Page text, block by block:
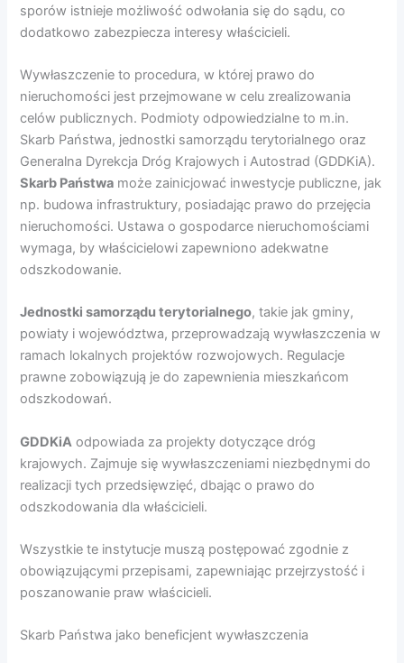
sporów istnieje możliwość odwołania się do sądu, co
dodatkowo zabezpiecza interesy właścicieli.
Wywłaszczenie to procedura, w której prawo do
nieruchomości jest przejmowane w celu zrealizowania
celów publicznych. Podmioty odpowiedzialne to m.in.
Skarb Państwa, jednostki samorządu terytorialnego oraz
Generalna Dyrekcja Dróg Krajowych i Autostrad (GDDKiA).
Skarb Państwa może zainicjować inwestycje publiczne, jak
np. budowa infrastruktury, posiadając prawo do przejęcia
nieruchomości. Ustawa o gospodarce nieruchomościami
wymaga, by właścicielowi zapewniono adekwatne
odszkodowanie.
Jednostki samorządu terytorialnego, takie jak gminy,
powiaty i województwa, przeprowadzają wywłaszczenia w
ramach lokalnych projektów rozwojowych. Regulacje
prawne zobowiązują je do zapewnienia mieszkańcom
odszkodowań.
GDDKiA odpowiada za projekty dotyczące dróg
krajowych. Zajmuje się wywłaszczeniami niezbędnymi do
realizacji tych przedsięwzięć, dbając o prawo do
odszkodowania dla właścicieli.
Wszystkie te instytucje muszą postępować zgodnie z
obowiązującymi przepisami, zapewniając przejrzystość i
poszanowanie praw właścicieli.
Skarb Państwa jako beneficjent wywłaszczenia